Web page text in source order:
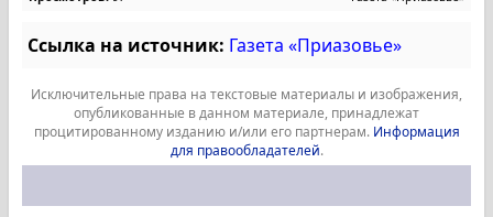
Ссылка на источник: Газета «Приазовье»
Исключительные права на текстовые материалы и изображения,
опубликованные в данном материале, принадлежат
процитированному изданию и/или его партнерам. Информация
для правообладателей.